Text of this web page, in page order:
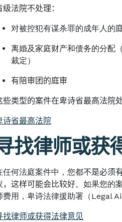
级法院不处理：
对被控犯有谋杀罪的成年人的
离婚及家庭财产和债务的分配
裁定）
有陪审团的庭审
些类型的案件在卑诗省最高法院处
诗省最高法院
找律师或获
任何法庭案件中，您都不是必须
，这样可能会比较好。如果您的
费用，卑诗法律援助署（Legal
找律师或获得法律意见